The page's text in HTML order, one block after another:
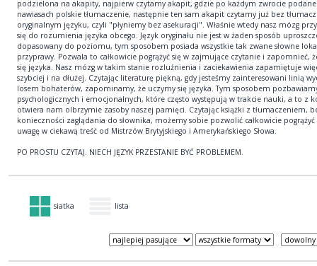
podzielona na akapity, najpierw czytamy akapit, gdzie po każdym zwrocie podane
nawiasach polskie tłumaczenie, następnie ten sam akapit czytamy już bez
oryginalnym języku, czyli "płyniemy bez asekuracji". Właśnie wtedy nasz mózg
się do rozumienia języka obcego. Język oryginału nie jest w żaden sposób
dopasowany do poziomu, tym sposobem posiada wszystkie tak zwane słowne
przyprawy. Pozwala to całkowicie pogrążyć się w zajmujące czytanie i zapomnieć,
się języka. Nasz mózg w takim stanie rozluźnienia i zaciekawienia zapamiętuje
szybciej i na dłużej. Czytając literaturę piękną, gdy jesteśmy zainteresowani linią
losem bohaterów, zapominamy, że uczymy się języka. Tym sposobem
psychologicznych i emocjonalnych, które często występują w trakcie nauki, a to z
otwiera nam olbrzymie zasoby naszej pamięci. Czytając książki z tłumaczeniem,
konieczności zaglądania do słownika, możemy sobie pozwolić całkowicie pogrążyć
uwagę w ciekawą treść od Mistrzów Brytyjskiego i Amerykańskiego Słowa.
PO PROSTU CZYTAJ. NIECH JĘZYK PRZESTANIE BYĆ PROBLEMEM.
siatka lista